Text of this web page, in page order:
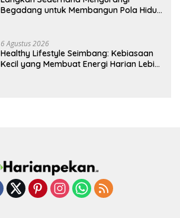
Begadang untuk Membangun Pola Hidup
6 Agustus 2026
Healthy Lifestyle Seimbang: Kebiasaan
Kecil yang Membuat Energi Harian Lebih